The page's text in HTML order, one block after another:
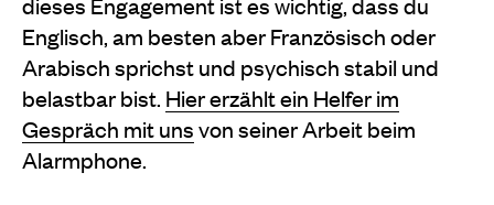
Englisch, am besten aber Französisch oder
Arabisch sprichst und psychisch stabil und
belastbar bist. Hier erzählt ein Helfer im
Gespräch mit unsvon seiner Arbeit beim
Alarmphone.